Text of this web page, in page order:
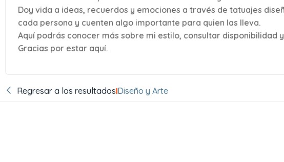
Doy vida a ideas, recuerdos y emociones a través de tatuajes
cada persona y cuenten algo importante para quien las lleva.
Aquí podrás conocer más sobre mi estilo, consultar disponibilidad
Gracias por estar aquí.
Regresar a los resultadosDiseño y Arte